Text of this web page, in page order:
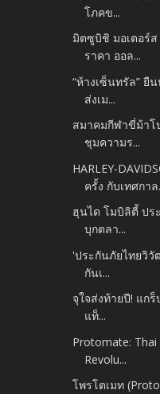
โภคข...
มิตซูบิชิ มอเตอร์ส
ราคา ออล...
“ห้างเซ็นทรัล”
ส่งเม...
สมาคมกีฬาขี่ม้าโ
ชุมความร...
HARLEY-
ครั้ง กับเทศกาล
ฮุนได โมบิลิตี้ ปร
บุกตลา...
'ประกันภัยไทยวิวั
กันเ...
จุใจส่งท้ายปี! แกร็
แท็...
Protomate: Thai
Revolu...
โพรโตเมท